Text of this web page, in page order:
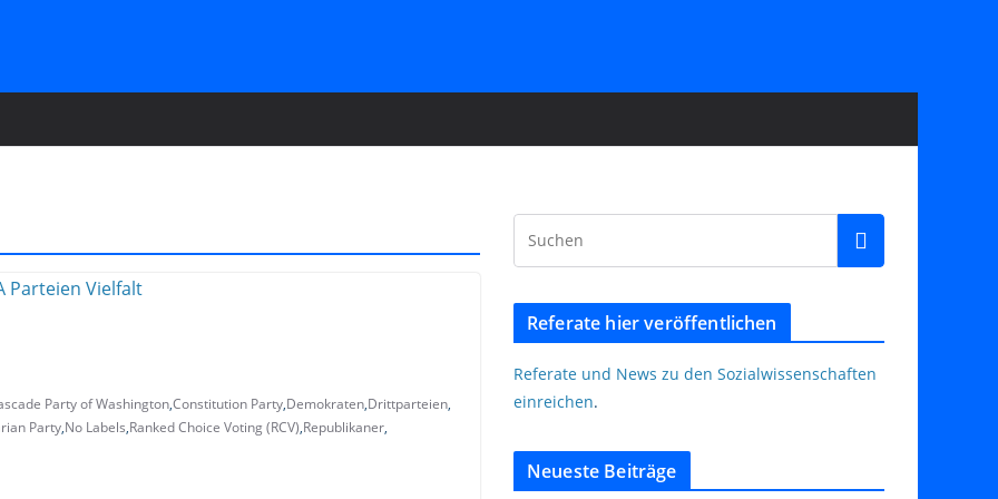
Party of Washington,Constitution Party,Demokraten,Drittparteien,
Party,No Labels,Ranked Choice Voting (RCV),Republikaner,
Referate hier veröffentlichen
Referate und News zu den Sozialwissenschaften
einreichen.
Neueste Beiträge